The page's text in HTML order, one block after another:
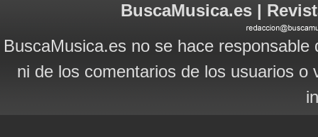
BuscaMusica.es |
BuscaMusica.es no se hace
ni de los comentarios de los usuarios